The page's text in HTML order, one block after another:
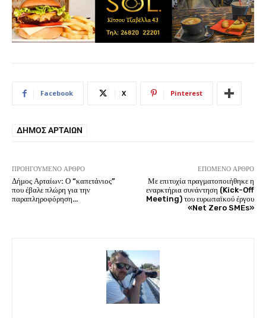
Facebook X Pinterest
ΔΉΜΟΣ ΑΡΤΑΊΩΝ
ΠΡΟΗΓΟΎΜΕΝΟ ΆΡΘΡΟ
Δήμος Αρταίων: Ο “καπετάνιος”
που έβαλε πλώρη για την
παραπληροφόρηση…
ΕΠΌΜΕΝΟ ΆΡΘΡΟ
Με επιτυχία πραγματοποιήθηκε η
εναρκτήρια συνάντηση (Kick-Off
Meeting) του ευρωπαϊκού έργου
«Net Zero SMEs»